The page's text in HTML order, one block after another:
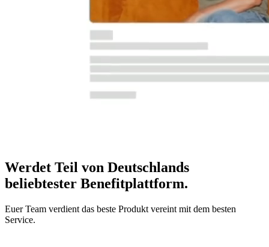
Werdet Teil von Deutschlands
beliebtester Benefitplattform.
Euer Team verdient das beste Produkt vereint mit dem besten
Service.